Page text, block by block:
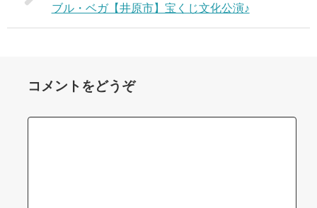
ブル・ベガ【井原市】宝くじ文化公演♪
コメントをどうぞ